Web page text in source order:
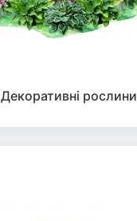
Декоративні рослини